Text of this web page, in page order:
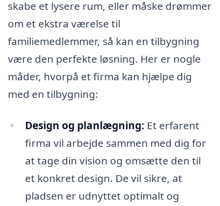
skabe et lysere rum, eller måske drømmer
om et ekstra værelse til
familiemedlemmer, så kan en tilbygning
være den perfekte løsning. Her er nogle
måder, hvorpå et firma kan hjælpe dig
med en tilbygning:
Design og planlægning: Et erfarent
firma vil arbejde sammen med dig for
at tage din vision og omsætte den til
et konkret design. De vil sikre, at
pladsen er udnyttet optimalt og